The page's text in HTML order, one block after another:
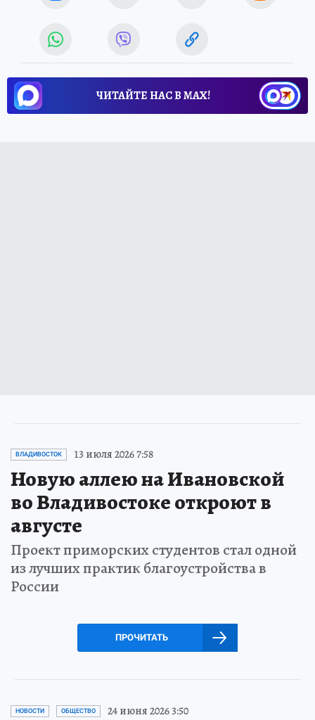
ЧИТАЙТЕ НАС В МАХ!
ВЛАДИВОСТОК 13 июля 2026 7:58
Новую аллею на Ивановской
во Владивостоке откроют в
августе
Проект приморских студентов стал одной
из лучших практик благоустройства в
России
ПРОЧИТАТЬ
НОВОСТИ ОБЩЕСТВО 24 июня 2026 3:50